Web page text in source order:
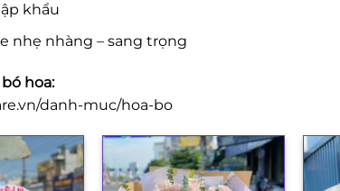
khẩu
nhẹ nhàng – sang trọng
hoa:
danh-muc/hoa-bo